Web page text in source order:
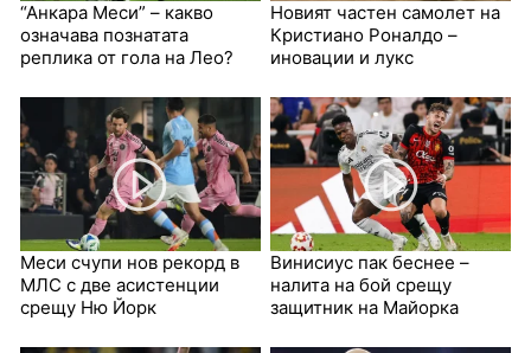
“Анкара Меси” – какво
означава познатата
реплика от гола на Лео?
Новият частен самолет на
Кристиано Роналдо –
иновации и лукс
Меси счупи нов рекорд в
МЛС с две асистенции
срещу Ню Йорк
Винисиус пак беснее –
налита на бой срещу
защитник на Майорка